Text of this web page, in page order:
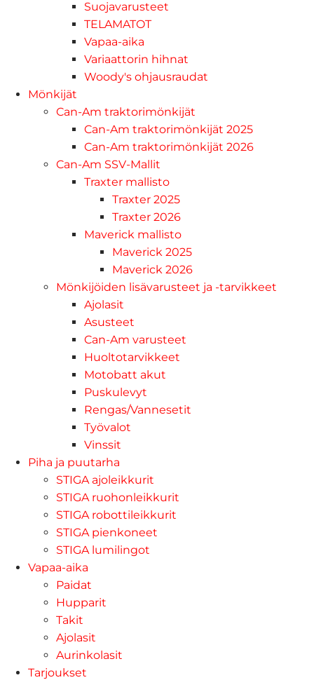
Suojavarusteet
TELAMATOT
Vapaa-aika
Variaattorin hihnat
Woody's ohjausraudat
Mönkijät
Can-Am traktorimönkijät
Can-Am traktorimönkijät 2025
Can-Am traktorimönkijät 2026
Can-Am SSV-Mallit
Traxter mallisto
Traxter 2025
Traxter 2026
Maverick mallisto
Maverick 2025
Maverick 2026
Mönkijöiden lisävarusteet ja -tarvikkeet
Ajolasit
Asusteet
Can-Am varusteet
Huoltotarvikkeet
Motobatt akut
Puskulevyt
Rengas/Vannesetit
Työvalot
Vinssit
Piha ja puutarha
STIGA ajoleikkurit
STIGA ruohonleikkurit
STIGA robottileikkurit
STIGA pienkoneet
STIGA lumilingot
Vapaa-aika
Paidat
Hupparit
Takit
Ajolasit
Aurinkolasit
Tarjoukset